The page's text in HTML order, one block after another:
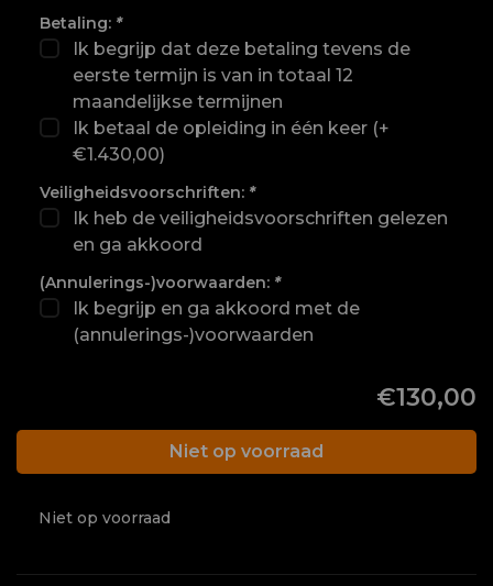
Betaling: *
Ik begrijp dat deze betaling tevens de
eerste termijn is van in totaal 12
maandelijkse termijnen
Ik betaal de opleiding in één keer (+
€1.430,00)
Veiligheidsvoorschriften: *
Ik heb de veiligheidsvoorschriften gelezen
en ga akkoord
(Annulerings-)voorwaarden: *
Ik begrijp en ga akkoord met de
(annulerings-)voorwaarden
€130,00
Niet op voorraad
Niet op voorraad